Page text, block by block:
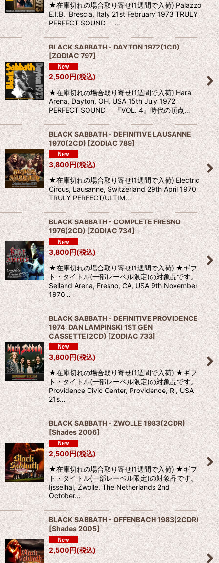
★在庫切れの場合取り寄せ(1週間で入荷) Palazzo
E.I.B., Brescia, Italy 21st February 1973 TRULY
PERFECT SOUND …
BLACK SABBATH - DAYTON 1972(1CD)
[ZODIAC 797]
2,500円(税込)
★在庫切れの場合取り寄せ(1週間で入荷) Hara
Arena, Dayton, OH, USA 15th July 1972
PERFECT SOUND 『VOL. 4』時代の頂点…
BLACK SABBATH - DEFINITIVE LAUSANNE
1970(2CD)[ZODIAC 789]
3,800円(税込)
★在庫切れの場合取り寄せ(1週間で入荷) Electric
Circus, Lausanne, Switzerland 29th April 1970
TRULY PERFECT/ULTIM…
BLACK SABBATH - COMPLETE FRESNO
1976(2CD) [ZODIAC 734]
3,800円(税込)
★在庫切れの場合取り寄せ(1週間で入荷) ★ギフ
ト・タイトル(一部レーベル限定)の対象品です。
Selland Arena, Fresno, CA, USA 9th November
1976…
BLACK SABBATH - DEFINITIVE PROVIDENCE
1974: DAN LAMPINSKI 1ST GEN
CASSETTE(2CD)[ZODIAC 733]
3,800円(税込)
★在庫切れの場合取り寄せ(1週間で入荷) ★ギフ
ト・タイトル(一部レーベル限定)の対象品です。
Providence Civic Center, Providence, RI, USA
21s…
BLACK SABBATH - ZWOLLE 1983(2CDR)
[Shades 2006]
2,500円(税込)
★在庫切れの場合取り寄せ(1週間で入荷) ★ギフ
ト・タイトル(一部レーベル限定)の対象品です。
Ijsselhal, Zwolle, The Netherlands 2nd
October…
BLACK SABBATH - OFFENBACH 1983(2CDR)
[Shades 2005]
2,500円(税込)